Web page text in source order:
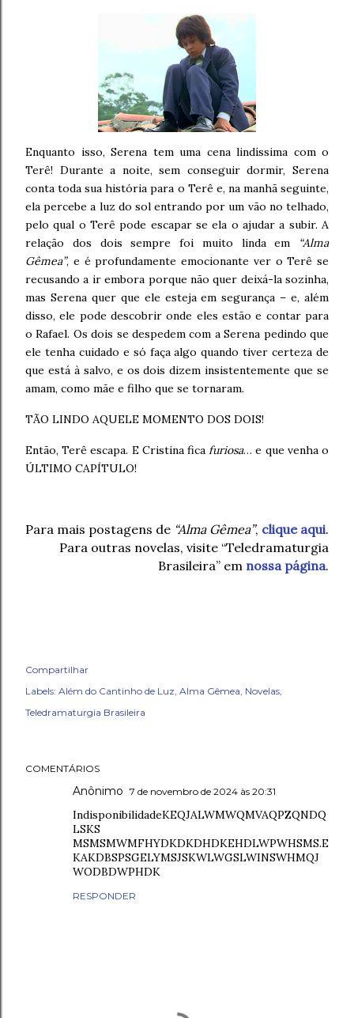
Enquanto isso, Serena tem uma cena lindíssima com o
Terê! Durante a noite, sem conseguir dormir, Serena
conta toda sua história para o Terê e, na manhã seguinte,
ela percebe a luz do sol entrando por um vão no telhado,
pelo qual o Terê pode escapar se ela o ajudar a subir. A
relação dos dois sempre foi muito linda em
“Alma
Gêmea”, e é profundamente emocionante ver o Terê se
recusando a ir embora porque não quer deixá-la sozinha,
mas Serena quer que ele esteja em segurança – e, além
disso, ele pode descobrir onde eles estão e contar para
o Rafael. Os dois se despedem com a Serena pedindo que
ele tenha cuidado e só faça algo quando tiver certeza de
que está à salvo, e os dois dizem insistentemente que se
amam, como mãe e filho que se tornaram.
TÃO LINDO AQUELE MOMENTO DOS DOIS!
Então, Terê escapa. E Cristina ficafuriosa… e que venha o
ÚLTIMO CAPÍTULO!
Para mais postagens de “Alma Gêmea”, clique aqui.
Para outras novelas, visite “Teledramaturgia
Brasileira” em nossa página.
Compartilhar
Labels: Além do Cantinho de Luz Alma Gêmea Novelas
Teledramaturgia Brasileira
COMENTÁRIOS
Anônimo 7 de novembro de 2024 às 20:31
IndisponibilidadeKEQJALWMWQMVAQPZQNDQ
LSKS
MSMSMWMFHYDKDKDHDKEHDLWPWHSMS.E
KAKDBSPSGELYMSJSKWLWGSLWINSWHMQJ
WODBDWPHDK
RESPONDER